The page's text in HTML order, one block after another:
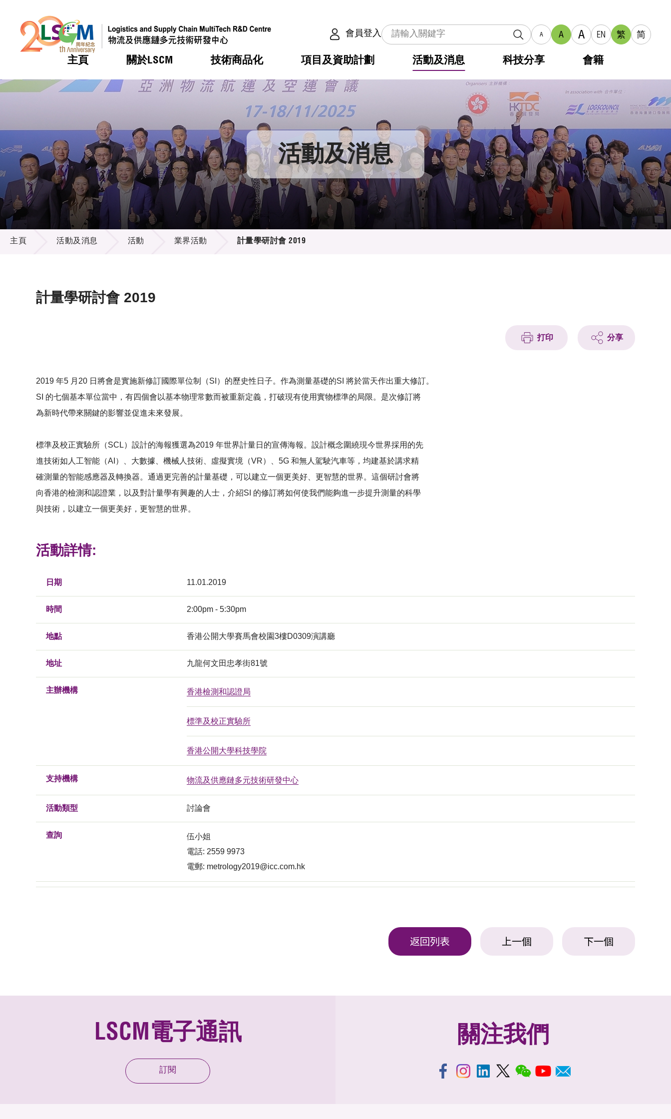
會員登入 A A A EN 繁 简
主頁 關於LSCM
熱門 機構簡介
組織架構
組織架構
董事局
研究顧問
招標通告
供應商登記
技術商品化
熱門 服務
可獲授權之技術
應用於公共服務之創新技術
重點項目
項目及資助計劃
熱門 合作計劃
資助計劃
資助計劃
稅務優惠
申請
評審
徵求研發項目計劃書
項目資料庫
活動及消息
熱門 活動
獎項
新聞中心
媒體報導
新聞稿
資訊中心
多媒體
出版刊物
科技分享 會籍
熱門 會籍及服務
會員列表
會員登入 活動及消息
活動及消息
主頁 活動及消息 活動 業界活動 計量學研討會 2019
計量學研討會 2019
打印 分享
2019 年5 月20 日將會是實施新修訂國際單位制（SI）的歷史性日子。作為測量基礎的SI 將於當天作出重大修訂。
SI 的七個基本單位當中，有四個會以基本物理常數而被重新定義，打破現有使用實物標準的局限。是次修訂將
為新時代帶來關鍵的影響並促進未來發展。
標準及校正實驗所（SCL）設計的海報獲選為2019 年世界計量日的宣傳海報。設計概念圍繞現今世界採用的先
進技術如人工智能（AI）、大數據、機械人技術、虛擬實境（VR）、5G 和無人駕駛汽車等，均建基於講求精
確測量的智能感應器及轉換器。通過更完善的計量基礎，可以建立一個更美好、更智慧的世界。這個研討會將
向香港的檢測和認證業，以及對計量學有興趣的人士，介紹SI 的修訂將如何使我們能夠進一步提升測量的科學
與技術，以建立一個更美好，更智慧的世界。
活動詳情:
日期 11.01.2019
時間 2:00pm - 5:30pm
地點 香港公開大學賽馬會校園3樓D0309演講廳
地址 九龍何文田忠孝街81號
主辦機構 香港檢測和認證局
標準及校正實驗所
香港公開大學科技學院
支持機構 物流及供應鏈多元技術研發中心
活動類型 討論會
查詢
伍小姐
電話: 2559 9973
電郵: metrology2019@icc.com.hk
返回列表 上一個 下一個
LSCM電子通訊
訂閱
關注我們